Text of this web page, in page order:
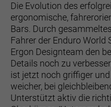
Die Evolution des
ergonomische,
Bars. Durch
Fahrer der Enduro World
Ergon Designteam den
Details noch zu
ist jetzt noch griffiger
weicher, bei
Unterstützt aktiv die